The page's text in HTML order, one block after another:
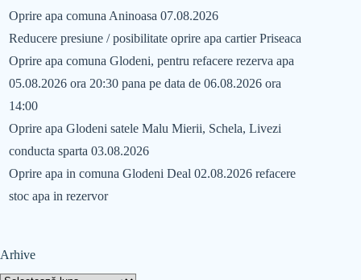
Oprire apa comuna Aninoasa 07.08.2026
Reducere presiune / posibilitate oprire apa cartier Priseaca
Oprire apa comuna Glodeni, pentru refacere rezerva apa
05.08.2026 ora 20:30 pana pe data de 06.08.2026 ora
14:00
Oprire apa Glodeni satele Malu Mierii, Schela, Livezi
conducta sparta 03.08.2026
Oprire apa in comuna Glodeni Deal 02.08.2026 refacere
stoc apa in rezervor
Arhive